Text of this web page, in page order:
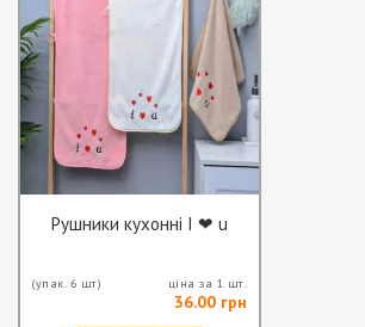
Рушники кухонні I ❤ u
(упак. 6 шт) ціна за 1 шт.
36.00 грн